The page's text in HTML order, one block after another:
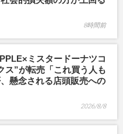
8時間前
ミスタードーナツコ
ス”が転売「これ買う人も
懸念される店頭販売への
2026/8/8